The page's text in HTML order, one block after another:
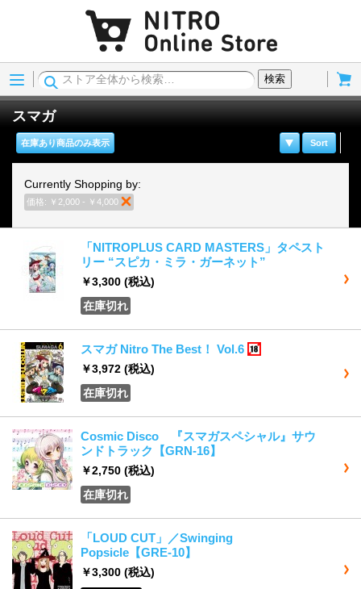
Menu
検索
スマガ
Sort
在庫あり商品のみ表示
Currently Shopping by:
価格: ￥2,000 - ￥4,000
「NITROPLUS CARD MASTERS」タペスト
リー “スピカ・ミラ・ガーネット”
￥3,300 (税込)
在庫切れ
スマガ Nitro The Best！ Vol.6
￥3,972 (税込)
在庫切れ
Cosmic Disco 『スマガスペシャル』サウ
ンドトラック【GRN-16】
￥2,750 (税込)
在庫切れ
「LOUD CUT」／Swinging
Popsicle【GRE-10】
￥3,300 (税込)